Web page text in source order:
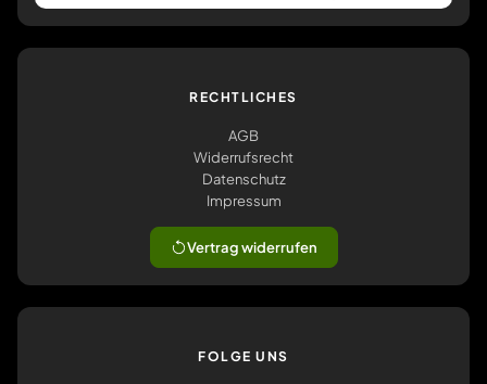
RECHTLICHES
AGB
Widerrufsrecht
Datenschutz
Impressum
Vertrag widerrufen
FOLGE UNS